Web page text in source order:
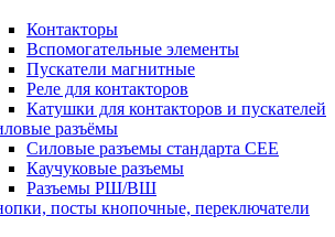
Контакторы
Вспомогательные элементы
Пускатели магнитные
Реле для контакторов
Катушки для контакторов и пускателей
разъёмы
Силовые разъемы стандарта СЕЕ
Каучуковые разъемы
Разъемы РШ/ВШ
посты кнопочные, переключатели